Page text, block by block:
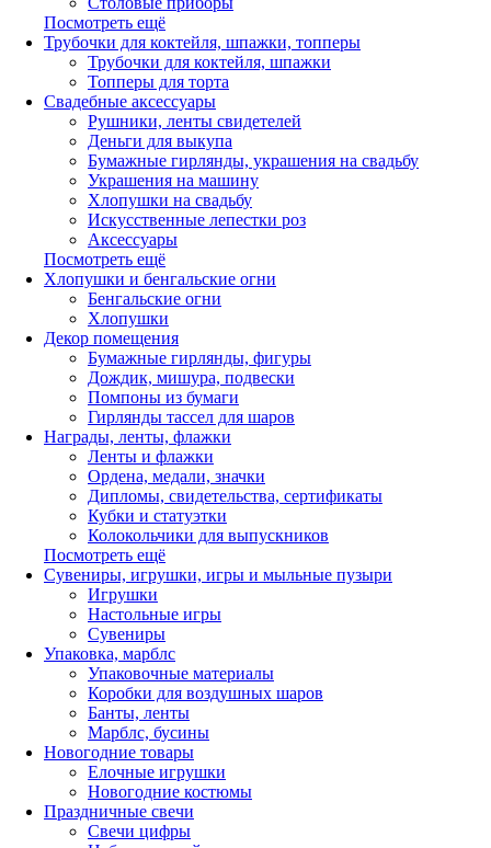
Посмотреть ещё
Трубочки для коктейля, шпажки, топперы
Трубочки для коктейля, шпажки
Топперы для торта
Свадебные аксессуары
Рушники, ленты свидетелей
Деньги для выкупа
Бумажные гирлянды, украшения на свадьбу
Украшения на машину
Хлопушки на свадьбу
Искусственные лепестки роз
Аксессуары
Посмотреть ещё
Хлопушки и бенгальские огни
Бенгальские огни
Хлопушки
Декор помещения
Бумажные гирлянды, фигуры
Дождик, мишура, подвески
Помпоны из бумаги
Гирлянды тассел для шаров
Награды, ленты, флажки
Ленты и флажки
Ордена, медали, значки
Дипломы, свидетельства, сертификаты
Кубки и статуэтки
Колокольчики для выпускников
Посмотреть ещё
Сувениры, игрушки, игры и мыльные пузыри
Игрушки
Настольные игры
Сувениры
Упаковка, марблс
Упаковочные материалы
Коробки для воздушных шаров
Банты, ленты
Марблс, бусины
Новогодние товары
Елочные игрушки
Новогодние костюмы
Праздничные свечи
Свечи цифры